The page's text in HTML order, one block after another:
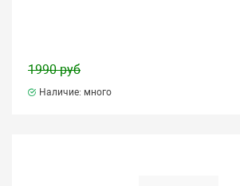
1990 руб
Наличие: много